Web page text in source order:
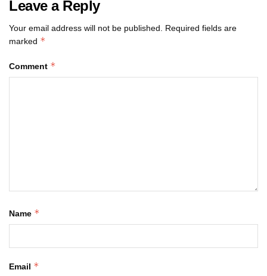
Leave a Reply
Your email address will not be published.
Required fields are
marked *
Comment *
Name *
Email *